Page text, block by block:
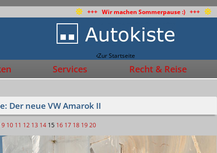
+++ Wir machen Sommerpause :) +++
Zur Startseite
Services Recht & Reise
Der neue VW Amarok II
9 10 11 12 13 14 15 16 17 18 1920